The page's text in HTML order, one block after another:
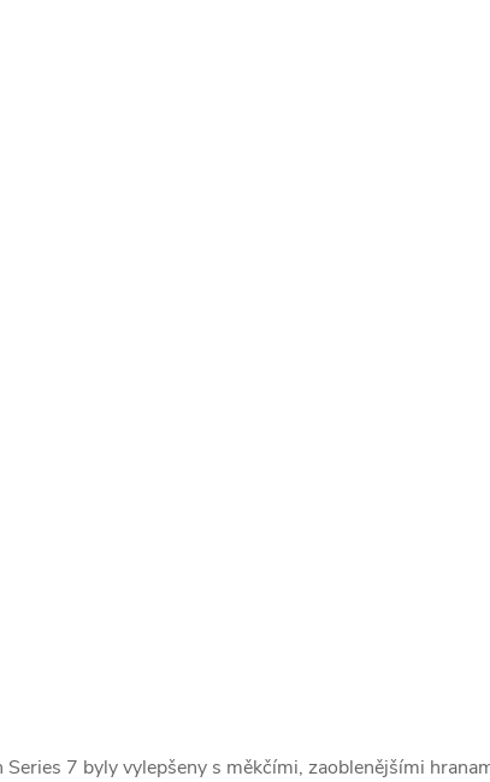
7‌ byly vylepšeny s měkčími, zaoblenějšími